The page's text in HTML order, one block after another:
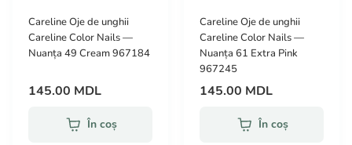
Careline Oje de unghii
Careline Color Nails —
Nuanța 49 Cream 967184
145.00 MDL
În coș
Careline Oje de unghii
Careline Color Nails —
Nuanța 61 Extra Pink
967245
145.00 MDL
În coș